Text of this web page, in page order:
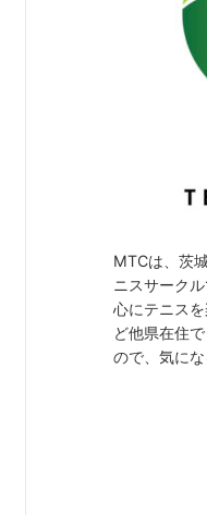
MTCは、茨
ニスサーク
心にテニス
ど他県在住
ので、気にな